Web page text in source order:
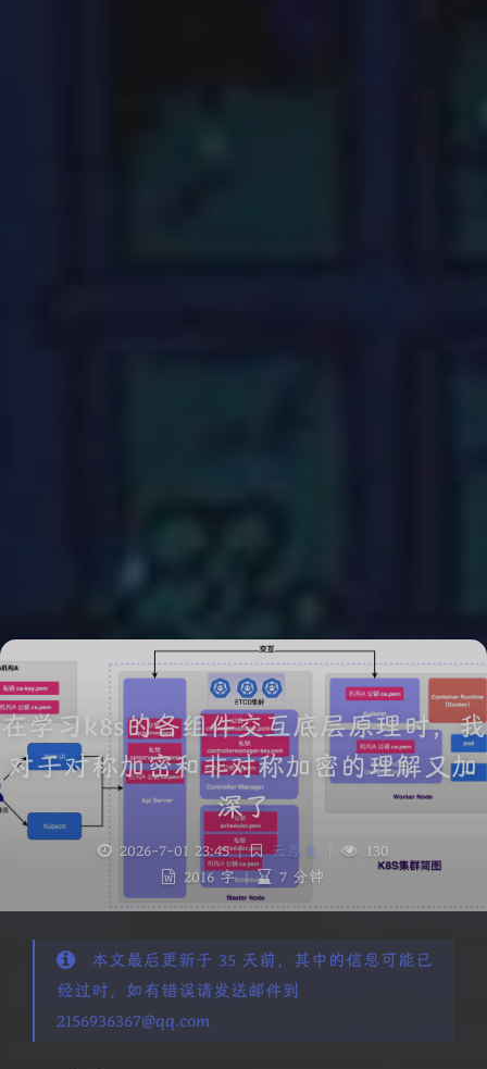
在学习k8s的各组件交互底层原理时，我
对于对称加密和非对称加密的理解又加
深了
2026-7-01 23:45 | 云原生
130
2016 字 | 7 分钟
本文最后更新于 35 天前，其中的信息可能已
经过时，如有错误请发送邮件到
2156936367@qq.com